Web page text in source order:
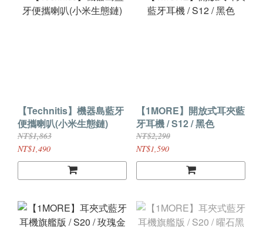
【Technitis】機器島藍牙
便攜喇叭(小米生態鏈)
NT$1,863
NT$1,490
【1MORE】開放式耳夾藍
牙耳機 / S12 / 黑色
NT$2,290
NT$1,590